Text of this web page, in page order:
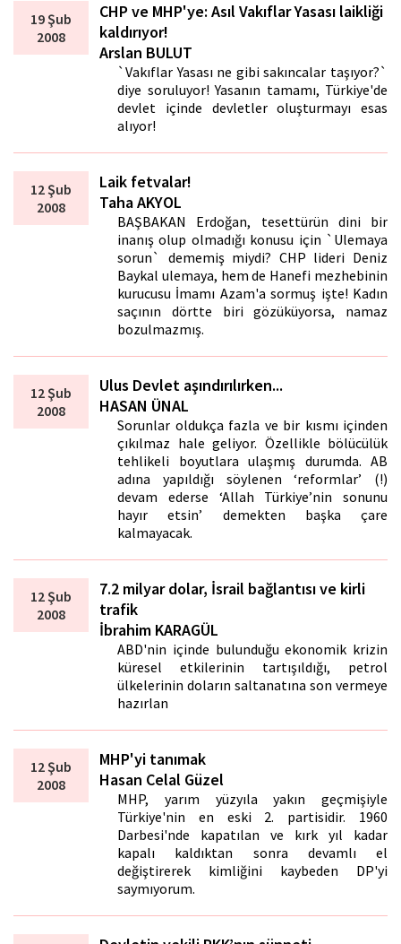
19 Şub
2008
CHP ve MHP'ye: Asıl Vakıflar Yasası laikliği
kaldırıyor!
Arslan BULUT
`Vakıflar Yasası ne gibi sakıncalar taşıyor?`
diye soruluyor! Yasanın tamamı, Türkiye'de
devlet içinde devletler oluşturmayı esas
alıyor!
12 Şub
2008
Laik fetvalar!
Taha AKYOL
BAŞBAKAN Erdoğan, tesettürün dini bir
inanış olup olmadığı konusu için `Ulemaya
sorun` dememiş miydi? CHP lideri Deniz
Baykal ulemaya, hem de Hanefi mezhebinin
kurucusu İmamı Azam'a sormuş işte! Kadın
saçının dörtte biri gözüküyorsa, namaz
bozulmazmış.
12 Şub
2008
Ulus Devlet aşındırılırken...
HASAN ÜNAL
Sorunlar oldukça fazla ve bir kısmı içinden
çıkılmaz hale geliyor. Özellikle bölücülük
tehlikeli boyutlara ulaşmış durumda. AB
adına yapıldığı söylenen ‘reformlar’ (!)
devam ederse ‘Allah Türkiye’nin sonunu
hayır etsin’ demekten başka çare
kalmayacak.
12 Şub
2008
7.2 milyar dolar, İsrail bağlantısı ve kirli
trafik
İbrahim KARAGÜL
ABD'nin içinde bulunduğu ekonomik krizin
küresel etkilerinin tartışıldığı, petrol
ülkelerinin doların saltanatına son vermeye
hazırlan
12 Şub
2008
MHP'yi tanımak
Hasan Celal Güzel
MHP, yarım yüzyıla yakın geçmişiyle
Türkiye'nin en eski 2. partisidir. 1960
Darbesi'nde kapatılan ve kırk yıl kadar
kapalı kaldıktan sonra devamlı el
değiştirerek kimliğini kaybeden DP'yi
saymıyorum.